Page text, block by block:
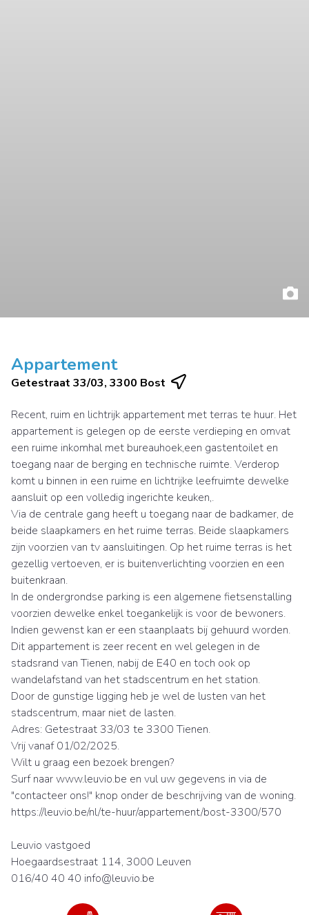
Appartement
Getestraat 33/03, 3300 Bost
Recent, ruim en lichtrijk appartement met terras te huur. Het
appartement is gelegen op de eerste verdieping en omvat
een ruime inkomhal met bureauhoek,een gastentoilet en
toegang naar de berging en technische ruimte. Verderop
komt u binnen in een ruime en lichtrijke leefruimte dewelke
aansluit op een volledig ingerichte keuken,.
Via de centrale gang heeft u toegang naar de badkamer, de
beide slaapkamers en het ruime terras. Beide slaapkamers
zijn voorzien van tv aansluitingen. Op het ruime terras is het
gezellig vertoeven, er is buitenverlichting voorzien en een
buitenkraan.
In de ondergrondse parking is een algemene fietsenstalling
voorzien dewelke enkel toegankelijk is voor de bewoners.
Indien gewenst kan er een staanplaats bij gehuurd worden.
Dit appartement is zeer recent en wel gelegen in de
stadsrand van Tienen, nabij de E40 en toch ook op
wandelafstand van het stadscentrum en het station.
Door de gunstige ligging heb je wel de lusten van het
stadscentrum, maar niet de lasten.
Adres: Getestraat 33/03 te 3300 Tienen.
Vrij vanaf 01/02/2025.
Wilt u graag een bezoek brengen?
Surf naar www.leuvio.be en vul uw gegevens in via de
"contacteer ons!" knop onder de beschrijving van de woning.
https://leuvio.be/nl/te-huur/appartement/bost-3300/570
Leuvio vastgoed
Hoegaardsestraat 114, 3000 Leuven
016/40 40 40 info@leuvio.be